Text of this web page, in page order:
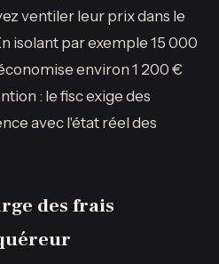
ventiler leur prix dans le
isolant par exemple 15 000
environ 1 200 €
: le fisc exige des
avec l'état réel des
des frais